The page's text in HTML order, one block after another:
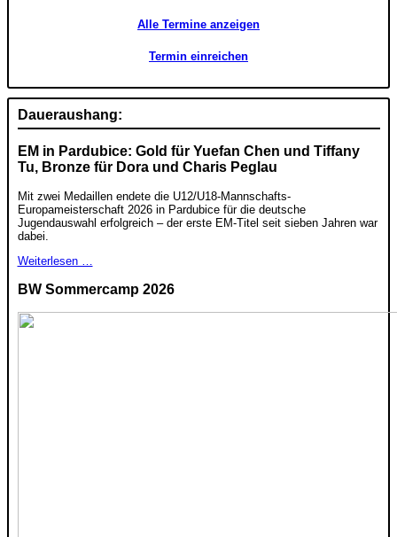
Alle Termine anzeigen
Termin einreichen
Daueraushang:
EM in Pardubice: Gold für Yuefan Chen und Tiffany
Tu, Bronze für Dora und Charis Peglau
Mit zwei Medaillen endete die U12/U18-Mannschafts-
Europameisterschaft 2026 in Pardubice für die deutsche
Jugendauswahl erfolgreich – der erste EM-Titel seit sieben Jahren war
dabei.
Weiterlesen …
BW Sommercamp 2026